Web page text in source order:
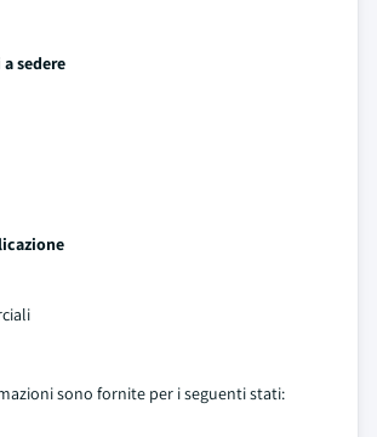
sedere
sono fornite per i seguenti stati: